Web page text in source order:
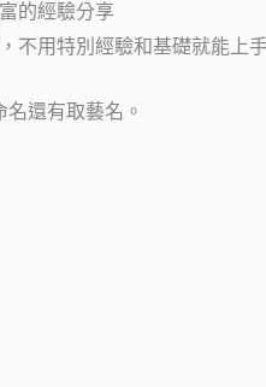
的經驗分享
不用特別經驗和基礎就能上
還有取藝名。